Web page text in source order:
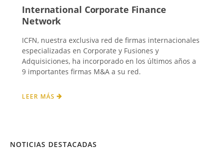
International Corporate Finance
Network
ICFN, nuestra exclusiva red de firmas internacionales
especializadas en Corporate y Fusiones y
Adquisiciones, ha incorporado en los últimos años a
9 importantes firmas M&A a su red.
LEER MÁS
NOTICIAS DESTACADAS